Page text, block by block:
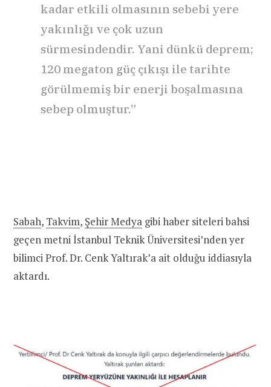
kadar etkili olmasının sebebi yere
yakınlığı ve çok uzun
sürmesindendir. Yani dünkü deprem;
120 megaton güç çıkışı ile tarihte
görülmemiş bir enerji boşalmasına
sebep olmuştur.”
Sabah, Takvim, Şehir Medya gibi haber siteleri bahsi
geçen metni İstanbul Teknik Üniversitesi’nden yer
bilimci Prof. Dr. Cenk Yaltırak’a ait olduğu iddiasıyla
aktardı.